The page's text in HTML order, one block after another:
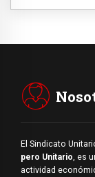
El Sindicato
pero Unitario , es
actividad